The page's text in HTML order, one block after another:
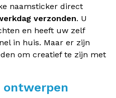
naamsticker direct
verzonden. U
en heeft uw zelf
in huis. Maar er zijn
om creatief te zijn met
ontwerpen